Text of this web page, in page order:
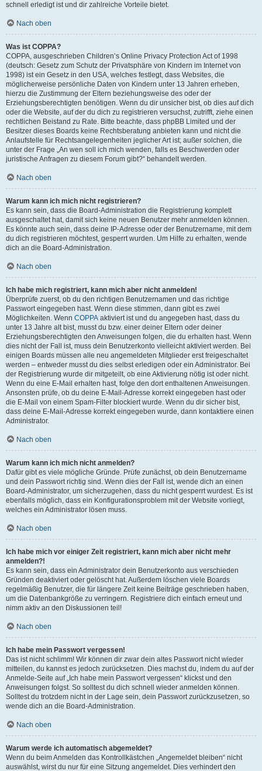
schnell erledigt ist und dir zahlreiche Vorteile bietet.
Nach oben
Was ist COPPA?
COPPA, ausgeschrieben Children’s Online Privacy Protection Act of 1998
(deutsch: Gesetz zum Schutz der Privatsphäre von Kindern im Internet von
1998) ist ein Gesetz in den USA, welches festlegt, dass Websites, die
möglicherweise persönliche Daten von Kindern unter 13 Jahren erheben,
hierzu die Zustimmung der Eltern beziehungsweise des oder der
Erziehungsberechtigten benötigen. Wenn du dir unsicher bist, ob dies auf dich
oder die Website, auf der du dich zu registrieren versuchst, zutrifft, ziehe einen
rechtlichen Beistand zu Rate. Bitte beachte, dass phpBB Limited und der
Besitzer dieses Boards keine Rechtsberatung anbieten kann und nicht die
Anlaufstelle für Rechtsangelegenheiten jeglicher Art ist; außer solchen, die
unter der Frage „An wen soll ich mich wenden, falls es Beschwerden oder
juristische Anfragen zu diesem Forum gibt?“ behandelt werden.
Nach oben
Warum kann ich mich nicht registrieren?
Es kann sein, dass die Board-Administration die Registrierung komplett
ausgeschaltet hat, damit sich keine neuen Benutzer mehr anmelden können.
Es könnte auch sein, dass deine IP-Adresse oder der Benutzername, mit dem
du dich registrieren möchtest, gesperrt wurden. Um Hilfe zu erhalten, wende
dich an die Board-Administration.
Nach oben
Ich habe mich registriert, kann mich aber nicht anmelden!
Überprüfe zuerst, ob du den richtigen Benutzernamen und das richtige
Passwort eingegeben hast. Wenn diese stimmen, dann gibt es zwei
Möglichkeiten. Wenn COPPA aktiviert ist und du angegeben hast, dass du
unter 13 Jahre alt bist, musst du bzw. einer deiner Eltern oder deiner
Erziehungsberechtigten den Anweisungen folgen, die du erhalten hast. Wenn
dies nicht der Fall ist, muss dein Benutzerkonto vielleicht aktiviert werden. Bei
einigen Boards müssen alle neu angemeldeten Mitglieder erst freigeschaltet
werden – entweder musst du dies selbst erledigen oder ein Administrator. Bei
der Registrierung wurde dir mitgeteilt, ob eine Aktivierung nötig ist oder nicht.
Wenn du eine E-Mail erhalten hast, folge den dort enthaltenen Anweisungen.
Ansonsten prüfe, ob du deine E-Mail-Adresse korrekt eingegeben hast oder
die E-Mail von einem Spam-Filter blockiert wurde. Wenn du dir sicher bist,
dass deine E-Mail-Adresse korrekt eingegeben wurde, dann kontaktiere einen
Administrator.
Nach oben
Warum kann ich mich nicht anmelden?
Dafür gibt es viele mögliche Gründe. Prüfe zunächst, ob dein Benutzername
und dein Passwort richtig sind. Wenn dies der Fall ist, wende dich an einen
Board-Administrator, um sicherzugehen, dass du nicht gesperrt wurdest. Es ist
ebenfalls möglich, dass ein Konfigurationsproblem mit der Website vorliegt,
welches ein Administrator lösen muss.
Nach oben
Ich habe mich vor einiger Zeit registriert, kann mich aber nicht mehr
anmelden?!
Es kann sein, dass ein Administrator dein Benutzerkonto aus verschieden
Gründen deaktiviert oder gelöscht hat. Außerdem löschen viele Boards
regelmäßig Benutzer, die für längere Zeit keine Beiträge geschrieben haben,
um die Datenbankgröße zu verringern. Registriere dich einfach erneut und
nimm aktiv an den Diskussionen teil!
Nach oben
Ich habe mein Passwort vergessen!
Das ist nicht schlimm! Wir können dir zwar dein altes Passwort nicht wieder
mitteilen, du kannst es jedoch zurücksetzen. Dies machst du, indem du auf der
Anmelde-Seite auf „Ich habe mein Passwort vergessen“ klickst und den
Anweisungen folgst. So solltest du dich schnell wieder anmelden können.
Solltest du trotzdem nicht in der Lage sein, dein Passwort zurückzusetzen, so
wende dich an die Board-Administration.
Nach oben
Warum werde ich automatisch abgemeldet?
Wenn du beim Anmelden das Kontrollkästchen „Angemeldet bleiben“ nicht
auswählst, wirst du nur für eine Sitzung angemeldet. Dies verhindert den